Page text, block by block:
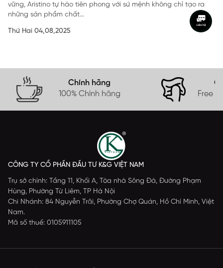
vững, Aristino tự hào tiên phong với sứ mệnh không chỉ tạo ra
những sản phẩm chất...
Thứ Hai 04,08,2025
Chính hãng
100% Chính hãng
Free
CÔNG TY CỔ PHẦN ĐẦU TƯ K&G VIỆT NAM
Trụ sở chính: Tầng 11, Khối A, Tòa nhà Sông Đà, Đường Phạm
Hùng, Phường Từ Liêm, TP Hà Nội
Chi Nhánh: 84 Nguyễn Trãi, Phường Chợ Quán, Hồ Chí Minh, Việt
Nam.
Mã số thuế: 0105911105